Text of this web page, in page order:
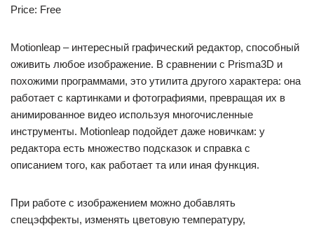
Price: Free
Motionleap – интересный графический редактор, способный
оживить любое изображение. В сравнении с Prisma3D и
похожими программами, это утилита другого характера: она
работает с картинками и фотографиями, превращая их в
анимированное видео используя многочисленные
инструменты. Motionleap подойдет даже новичкам: у
редактора есть множество подсказок и справка с
описанием того, как работает та или иная функция.
При работе с изображением можно добавлять
спецэффекты, изменять цветовую температуру,